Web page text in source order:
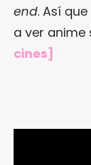
end. Así
a ver anime
cines]
puede